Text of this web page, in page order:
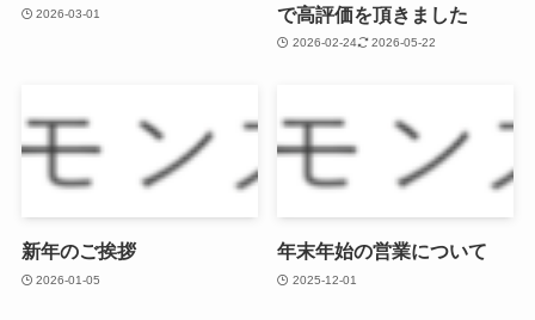
2026-03-01
で高評価を頂きました
2026-02-24 2026-05-22
新年のご挨拶
2026-01-05
年末年始の営業について
2025-12-01